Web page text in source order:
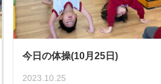
今日の体操(10月25日)
2023.10.25